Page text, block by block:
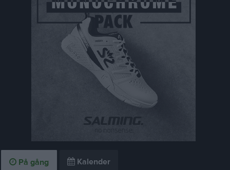
På gång Kalender